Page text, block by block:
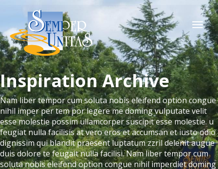
Inspiration Archive
Nam liber tempor cum soluta nobis eleifend option congue
nihil imper per tem por legere me doming vulputate velit
esse molestie possim ullamcorper suscipit esse molestie. u
feugiat nulla facilisis at vero eros et accumsan et iusto odio
dignissim qui blandit praesent luptatum zzril delenit augue
duis dolore te feugait nulla facilisi. Nam liber tempor cum
soluta nobis eleifend option congue nihil imperdiet doming